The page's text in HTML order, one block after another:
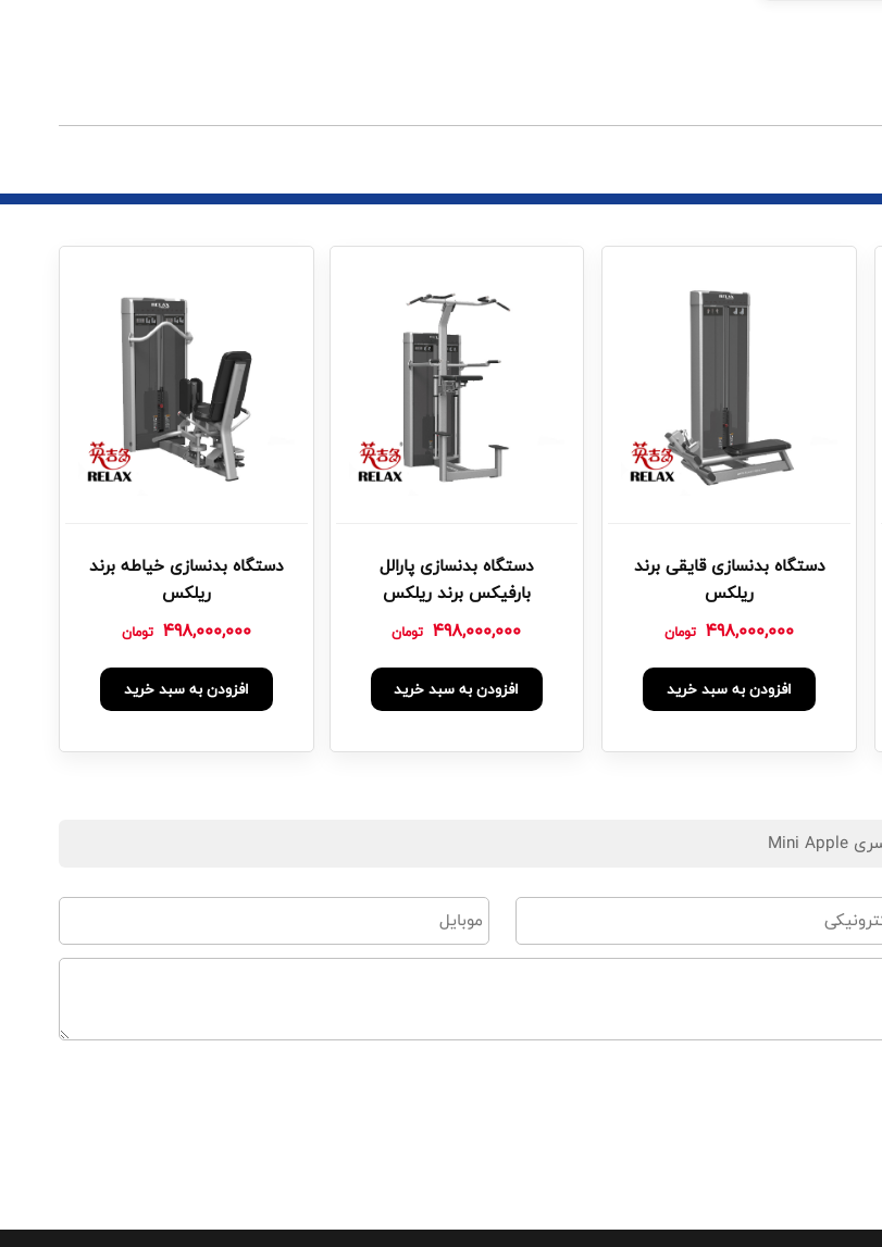
دستگاه بدنسازی قایقی برند
ریلکس
498,000,000 تومان
افزودن به سبد خرید
دستگاه بدنسازی پارالل
بارفیکس برند ریلکس
498,000,000 تومان
افزودن به سبد خرید
دستگاه بدنسازی خیاطه برند
ریلکس
498,000,000 تومان
افزودن به سبد خرید